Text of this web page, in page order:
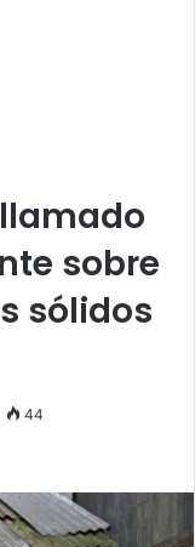
sobre
sólidos
44